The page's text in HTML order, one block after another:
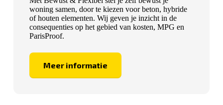
woning samen, door te kiezen voor beton, hybride
of houten elementen. Wij geven je inzicht in de
consequenties op het gebied van kosten, MPG en
ParisProof.
Meer informatie